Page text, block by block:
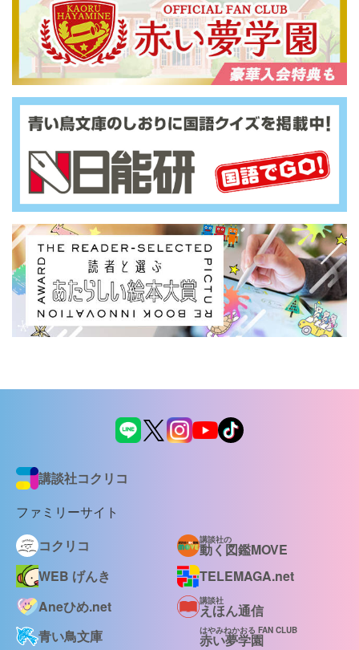
講談社コクリコ
ファミリーサイト
コクリコ
講談社の
動く図鑑MOVE
WEB げんき
TELEMAGA.net
Aneひめ.net
講談社
えほん通信
青い鳥文庫
はやみねかおる FAN CLUB
赤い夢学園